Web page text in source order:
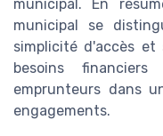
municipal. En
municipal se
simplicité d'accès et
besoins
emprunteurs dans
engagements.